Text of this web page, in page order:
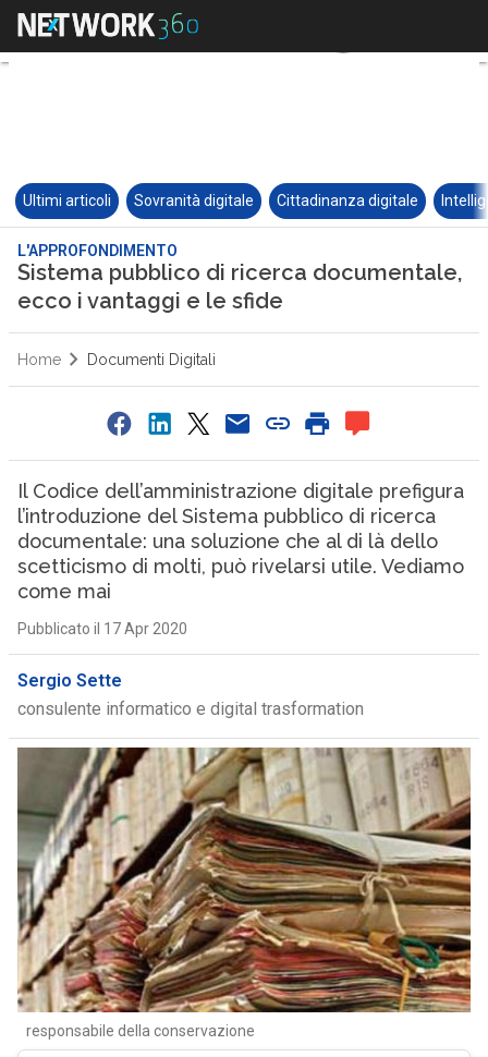
Ultimi articoli Sovranità digitale Cittadinanza digitale
L'APPROFONDIMENTO
Sistema pubblico di ricerca documentale,
ecco i vantaggi e le sfide
Home Documenti Digitali
Il Codice dell’amministrazione digitale prefigura
l’introduzione del Sistema pubblico di ricerca
documentale: una soluzione che al di là dello
scetticismo di molti, può rivelarsi utile. Vediamo
come mai
Pubblicato il 17 Apr 2020
Sergio Sette
consulente informatico e digital trasformation
responsabile della conservazione